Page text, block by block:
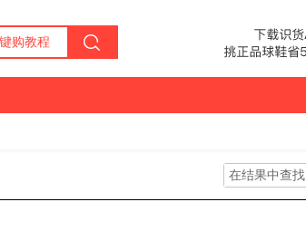
购教程